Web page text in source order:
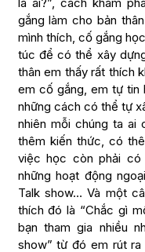
là ai?”, cách khám
gắng làm cho bản
mình thích, cố gắng
túc để có thể xây
thân em thấy rất thích
em cố gắng, em tự tin
những cách có thể tự
nhiên mỗi chúng ta
thêm kiến thức, có
việc học còn phải có
những hoạt động
Talk show… Và một
thích đó là “Chắc gì
bạn tham gia nhiều
show” từ đó em rút